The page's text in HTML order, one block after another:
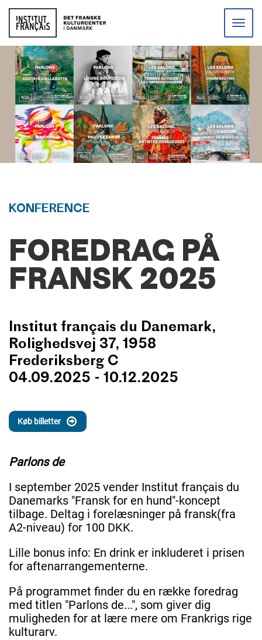
Toggle
KONFERENCE
FOREDRAG PÅ
FRANSK 2025
Institut français du Danemark,
Rolighedsvej 37, 1958
Frederiksberg C
04.09.2025 - 10.12.2025
Køb billetter
Parlons de
I september 2025 vender Institut français du
Danemarks "Fransk for en hund"-koncept
tilbage. Deltag i forelæsninger på fransk(fra
A2-niveau) for 100 DKK.
Lille bonus info: En drink er inkluderet i prisen
for aftenarrangementerne.
På programmet finder du en række foredrag
med titlen "Parlons de...", som giver dig
muligheden for at lære mere om Frankrigs rige
kulturarv.